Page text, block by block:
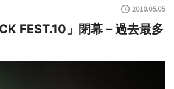
2010.05.05
FEST.10」閉幕－過去最多